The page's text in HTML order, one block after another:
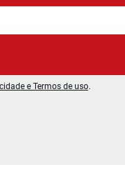
e Termos de uso.